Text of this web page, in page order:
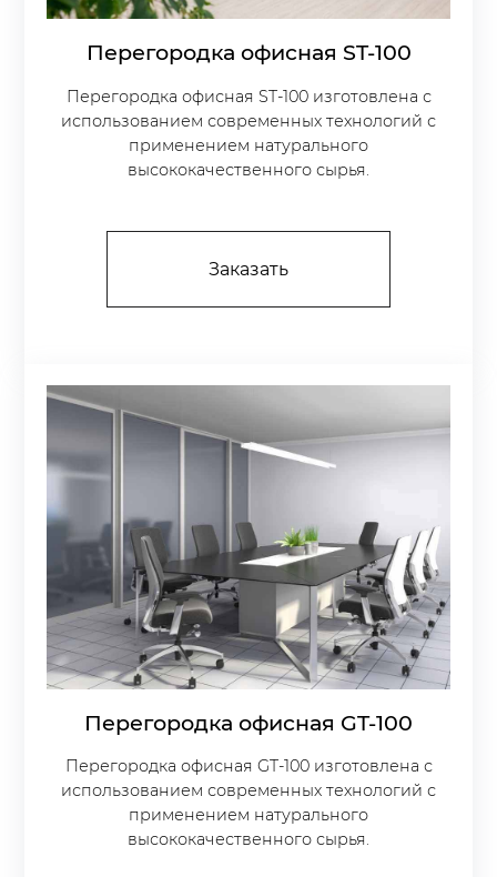
Перегородка офисная ST-100
Перегородка офисная ST-100 изготовлена с
использованием современных технологий с
применением натурального
высококачественного сырья.
Заказать
Перегородка офисная GT-100
Перегородка офисная GT-100 изготовлена с
использованием современных технологий с
применением натурального
высококачественного сырья.